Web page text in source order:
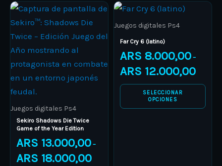
Juegos digitales Ps4
Sekiro Shadows Die Twice
Game of the Year Edition
ARS 13.000,00 –
ARS 18.000,00
Price
range:
ARS 13.000,00
ARS 18.000,00
This
product
has
multiple
variants.
The
options
may
be
chosen
on
the
Juegos digitales Ps4
Far Cry 6 (latino)
ARS 8.000,00 –
ARS 12.000,00
SELECCIONAR
OPCIONES
This
product
variants.
The
options
may